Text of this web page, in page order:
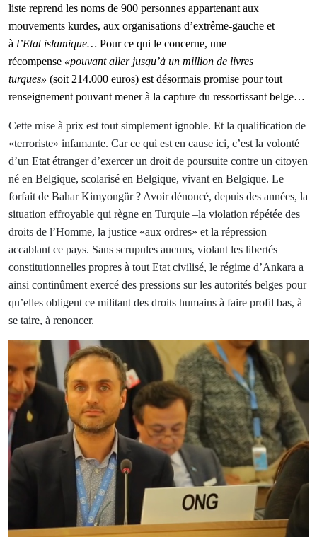
liste reprend les noms de 900 personnes appartenant aux
mouvements kurdes, aux organisations d’extrême-gauche et
à l’Etat islamique… Pour ce qui le concerne, une
récompense «pouvant aller jusqu’à un million de livres
turques» (soit 214.000 euros) est désormais promise pour tout
renseignement pouvant mener à la capture du ressortissant belge…
Cette mise à prix est tout simplement ignoble. Et la qualification de
«terroriste» infamante. Car ce qui est en cause ici, c’est la volonté
d’un Etat étranger d’exercer un droit de poursuite contre un citoyen
né en Belgique, scolarisé en Belgique, vivant en Belgique. Le
forfait de Bahar Kimyongür ? Avoir dénoncé, depuis des années, la
situation effroyable qui règne en Turquie –la violation répétée des
droits de l’Homme, la justice «aux ordres» et la répression
accablant ce pays. Sans scrupules aucuns, violant les libertés
constitutionnelles propres à tout Etat civilisé, le régime d’Ankara a
ainsi continûment exercé des pressions sur les autorités belges pour
qu’elles obligent ce militant des droits humains à faire profil bas, à
se taire, à renoncer.